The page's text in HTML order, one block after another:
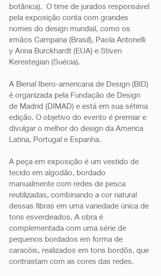
botânica).  O time de jurados responsável
pela exposição conta com grandes
nomes do design mundial, como os
irmãos Campana (Brasil), Paola Antonelli
y Anna Burckhardt (EUA) e Stiven
Kerestegian (Suécia).
A Bienal Ibero-americana de Design (BID)
é organizada pela Fundação de Design
de Madrid (DIMAD) e está em sua sétima
edição. O objetivo do evento é premiar e
divulgar o melhor do design da America
Latina, Portugal e Espanha.
A peça em exposição é um vestido de
tecido em algodão, bordado
manualmente com redes de pesca
reutilizadas, combinando a cor natural
dessas fibras em uma variedade única de
tons esverdeados. A obra é
complementada com uma série de
pequenos bordados em forma de
caracóis, realizados em tons bordôs, que
contrastam com as cores das redes.